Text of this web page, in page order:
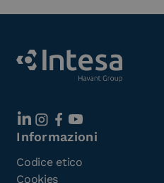
Informazioni
Codice etico
Cookies